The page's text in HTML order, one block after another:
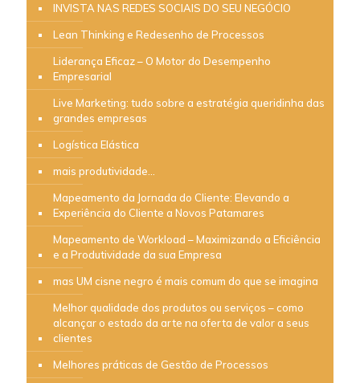
INVISTA NAS REDES SOCIAIS DO SEU NEGÓCIO
Lean Thinking e Redesenho de Processos
Liderança Eficaz – O Motor do Desempenho
Empresarial
Live Marketing: tudo sobre a estratégia queridinha das
grandes empresas
Logística Elástica
mais produtividade…
Mapeamento da Jornada do Cliente: Elevando a
Experiência do Cliente a Novos Patamares
Mapeamento de Workload – Maximizando a Eficiência
e a Produtividade da sua Empresa
mas UM cisne negro é mais comum do que se imagina
Melhor qualidade dos produtos ou serviços – como
alcançar o estado da arte na oferta de valor a seus
clientes
Melhores práticas de Gestão de Processos